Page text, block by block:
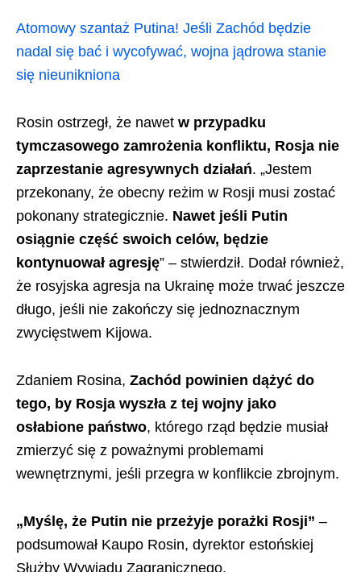
Atomowy szantaż Putina! Jeśli Zachód będzie
nadal się bać i wycofywać, wojna jądrowa stanie
się nieunikniona
Rosin ostrzegł, że nawet w przypadku
tymczasowego zamrożenia konfliktu, Rosja nie
zaprzestanie agresywnych działań. „Jestem
przekonany, że obecny reżim w Rosji musi zostać
pokonany strategicznie. Nawet jeśli Putin
osiągnie część swoich celów, będzie
kontynuował agresję” – stwierdził. Dodał również,
że rosyjska agresja na Ukrainę może trwać jeszcze
długo, jeśli nie zakończy się jednoznacznym
zwycięstwem Kijowa.
Zdaniem Rosina, Zachód powinien dążyć do
tego, by Rosja wyszła z tej wojny jako
osłabione państwo, którego rząd będzie musiał
zmierzyć się z poważnymi problemami
wewnętrznymi, jeśli przegra w konflikcie zbrojnym.
„Myślę, że Putin nie przeżyje porażki Rosji” –
podsumował Kaupo Rosin, dyrektor estońskiej
Służby Wywiadu Zagranicznego.